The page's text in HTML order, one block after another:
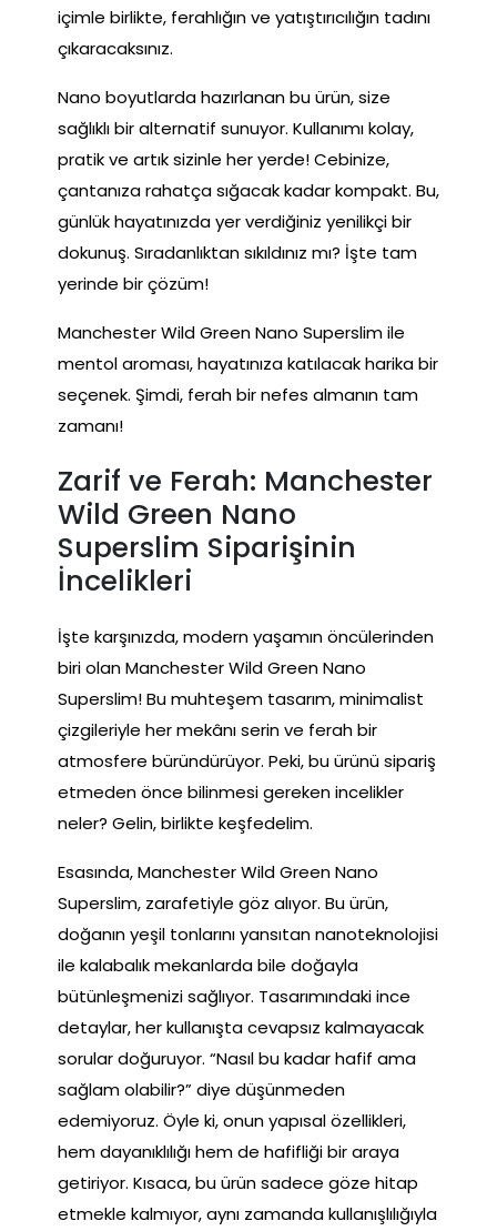
içimle birlikte, ferahlığın ve yatıştırıcılığın tadını
çıkaracaksınız.
Nano boyutlarda hazırlanan bu ürün, size
sağlıklı bir alternatif sunuyor. Kullanımı kolay,
pratik ve artık sizinle her yerde! Cebinize,
çantanıza rahatça sığacak kadar kompakt. Bu,
günlük hayatınızda yer verdiğiniz yenilikçi bir
dokunuş. Sıradanlıktan sıkıldınız mı? İşte tam
yerinde bir çözüm!
Manchester Wild Green Nano Superslim ile
mentol aroması, hayatınıza katılacak harika bir
seçenek. Şimdi, ferah bir nefes almanın tam
zamanı!
Zarif ve Ferah: Manchester
Wild Green Nano
Superslim Siparişinin
İncelikleri
İşte karşınızda, modern yaşamın öncülerinden
biri olan Manchester Wild Green Nano
Superslim! Bu muhteşem tasarım, minimalist
çizgileriyle her mekânı serin ve ferah bir
atmosfere büründürüyor. Peki, bu ürünü sipariş
etmeden önce bilinmesi gereken incelikler
neler? Gelin, birlikte keşfedelim.
Esasında, Manchester Wild Green Nano
Superslim, zarafetiyle göz alıyor. Bu ürün,
doğanın yeşil tonlarını yansıtan nanoteknolojisi
ile kalabalık mekanlarda bile doğayla
bütünleşmenizi sağlıyor. Tasarımındaki ince
detaylar, her kullanışta cevapsız kalmayacak
sorular doğuruyor. “Nasıl bu kadar hafif ama
sağlam olabilir?” diye düşünmeden
edemiyoruz. Öyle ki, onun yapısal özellikleri,
hem dayanıklılığı hem de hafifliği bir araya
getiriyor. Kısaca, bu ürün sadece göze hitap
etmekle kalmıyor, aynı zamanda kullanışlılığıyla